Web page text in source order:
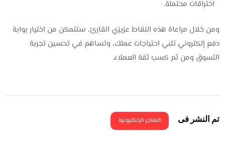
اختراقات محتملة.
ومن خلال مراعاة هذه النقاط عزيزي القارئ، ستتمكن من اختيار بوابة
دفع إلكتروني تلبي احتياجات عملك، وتساهم في تحسين تجربة
التسوق ومن ثم كسب ثقة العملاء.
تم النشر فى المتاجر الإلكترونية